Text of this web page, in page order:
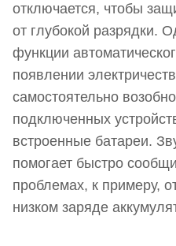
отключается, чтобы
от глубокой разрядки.
функции
появлении
самостоятельно
подключенных
встроенные батареи.
помогает быстро
проблемах, к примеру,
низком заряде